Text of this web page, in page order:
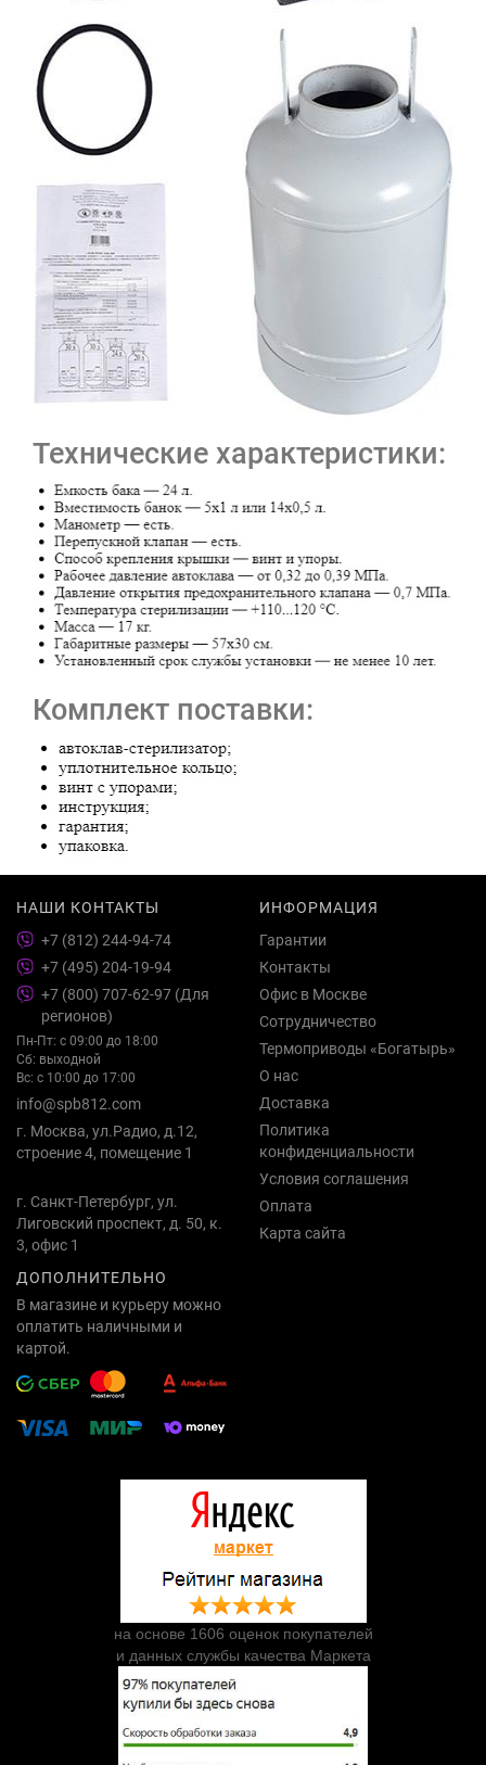
Технические характеристики:
Комплект поставки:
НАШИ КОНТАКТЫ
+7 (812) 244-94-74
+7 (495) 204-19-94
+7 (800) 707-62-97 (Для
регионов)
Пн-Пт: с 09:00 до 18:00
Сб: выходной
Вс: с 10:00 до 17:00
info@spb812.com
г. Москва, ул.Радио, д.12,
строение 4, помещение 1
г. Санкт-Петербург, ул.
Лиговский проспект, д. 50, к.
3, офис 1
ИНФОРМАЦИЯ
Гарантии
Контакты
Офис в Москве
Сотрудничество
Термоприводы «Богатырь»
О нас
Доставка
Политика
конфиденциальности
Условия соглашения
Оплата
Карта сайта
ДОПОЛНИТЕЛЬНО
В магазине и курьеру можно
оплатить наличными и
картой.
на основе 1606 оценок покупателей
и данных службы качества Маркета